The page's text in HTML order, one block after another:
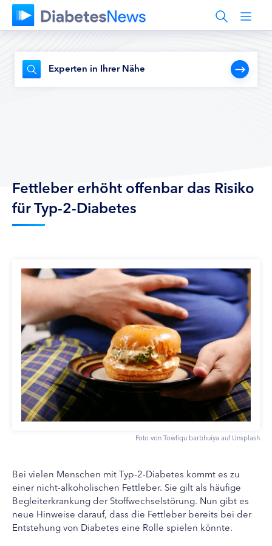
Experten in Ihrer Nähe
Fettleber erhöht offenbar das Risiko
für Typ-2-Diabetes
Foto von Towfiqu barbhuiya auf Unsplash
Bei vielen Menschen mit Typ-2-Diabetes kommt es zu
einer nicht-alkoholischen Fettleber. Sie gilt als häufige
Begleiterkrankung der Stoffwechselstörung. Nun gibt es
neue Hinweise darauf, dass die Fettleber bereits bei der
Entstehung von Diabetes eine Rolle spielen könnte.